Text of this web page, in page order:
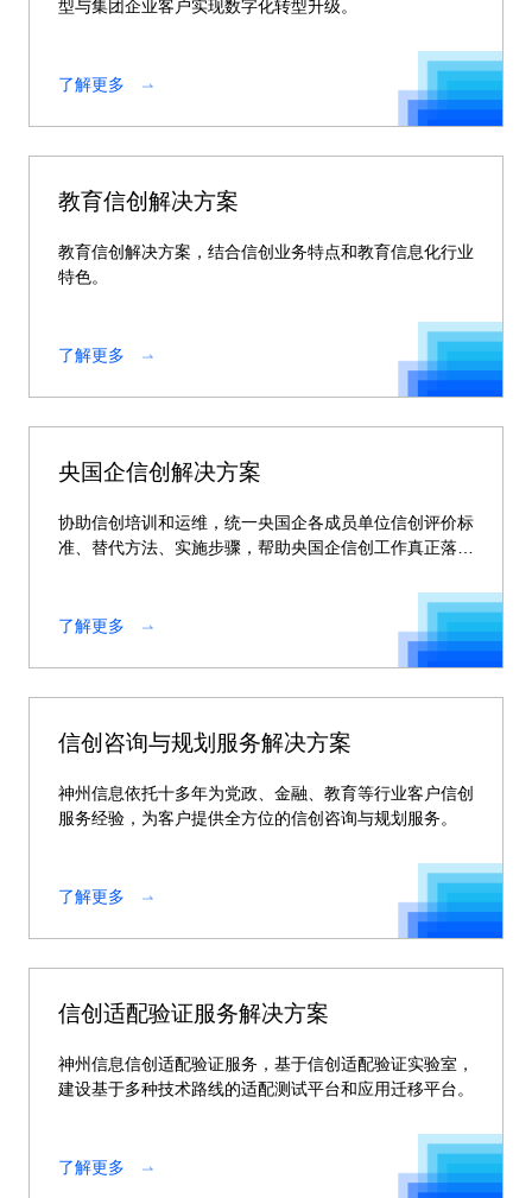
型与集团企业客户实现数字化转型升级。
了解更多
教育信创解决方案
教育信创解决方案，结合信创业务特点和教育信息化行业
特色。
了解更多
央国企信创解决方案
协助信创培训和运维，统一央国企各成员单位信创评价标
准、替代方法、实施步骤，帮助央国企信创工作真正落
了解更多
信创咨询与规划服务解决方案
神州信息依托十多年为党政、金融、教育等行业客户信创
服务经验，为客户提供全方位的信创咨询与规划服务。
了解更多
信创适配验证服务解决方案
神州信息信创适配验证服务，基于信创适配验证实验室，
建设基于多种技术路线的适配测试平台和应用迁移平台。
了解更多